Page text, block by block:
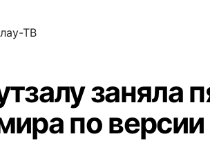
ТВ
заняла
по